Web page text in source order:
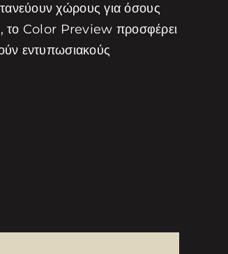
χώρους για όσους
το Color Preview προσφέρει
εντυπωσιακούς